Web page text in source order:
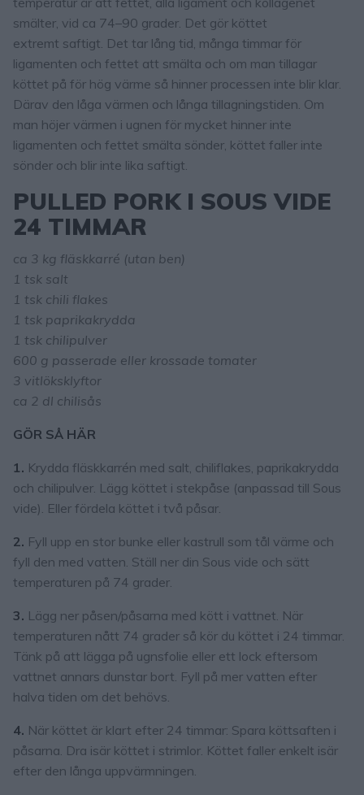
smälter, vid ca 74–90 grader. Det gör köttet
extremt saftigt. Det tar lång tid, många timmar för
ligamenten och fettet att smälta och om man tillagar
köttet på för hög värme så hinner processen inte blir klar.
Därav den låga värmen och långa tillagningstiden. Om
man höjer värmen i ugnen för mycket hinner inte
ligamenten och fettet smälta sönder, köttet faller inte
sönder och blir inte lika saftigt.
PULLED PORK I SOUS VIDE
24 TIMMAR
ca 3 kg fläskkarré (utan ben)
1 tsk salt
1 tsk chili flakes
1 tsk paprikakrydda
1 tsk chilipulver
600 g passerade eller krossade tomater
3 vitlöksklyftor
ca 2 dl chilisås
GÖR SÅ HÄR
1. Krydda fläskkarrén med salt, chiliflakes, paprikakrydda
och chilipulver. Lägg köttet i stekpåse (anpassad till Sous
vide). Eller fördela köttet i två påsar.
2. Fyll upp en stor bunke eller kastrull som tål värme och
fyll den med vatten. Ställ ner din Sous vide och sätt
temperaturen på 74 grader.
3. Lägg ner påsen/påsarna med kött i vattnet. När
temperaturen nått 74 grader så kör du köttet i 24 timmar.
Tänk på att lägga på ugnsfolie eller ett lock eftersom
vattnet annars dunstar bort. Fyll på mer vatten efter
halva tiden om det behövs.
4. När köttet är klart efter 24 timmar: Spara köttsaften i
påsarna. Dra isär köttet i strimlor. Köttet faller enkelt isär
efter den långa uppvärmningen.